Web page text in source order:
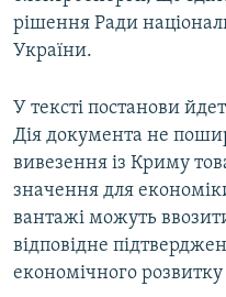
рішення Ради
України.
У тексті постанови
Дія документа не
вивезення із Криму
значення для
вантажі можуть
відповідне
економічного розвитку